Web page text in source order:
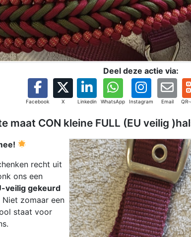
Deel deze actie via:
Facebook X Linkedin WhatsApp Instagram Email
maat CON kleine FULL (EU veilig
recht uit
ons een
veilig gekeurd
Niet zomaar een
staat voor